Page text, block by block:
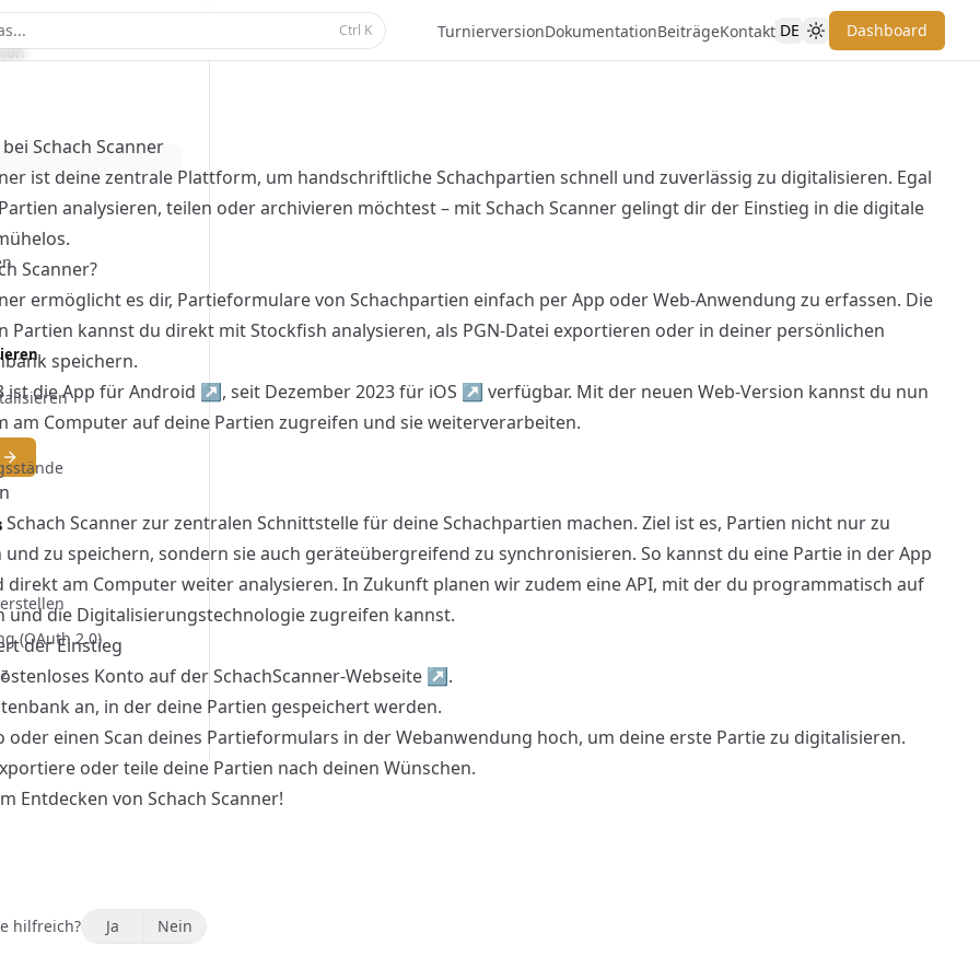
Ctrl K TurnierversionDokumentationBeiträgeKontakt DE Dashboard
(OAuth 2.0)
Schach Scanner
ist deine zentrale Plattform, um handschriftliche Schachpartien schnell und zuverlässig zu digitalisieren. Egal
analysieren, teilen oder archivieren möchtest – mit Schach Scanner gelingt dir der Einstieg in die digitale
Scanner?
ermöglicht es dir, Partieformulare von Schachpartien einfach per App oder Web-Anwendung zu erfassen. Die
Partien kannst du direkt mit Stockfish analysieren, als PGN-Datei exportieren oder in deiner persönlichen
speichern.
ist die App fürAndroid ↗, seit Dezember 2023 für iOS ↗ verfügbar. Mit der neuen Web-Version kannst du nun
am Computer auf deine Partien zugreifen und sie weiterverarbeiten.
Scanner zur zentralen Schnittstelle für deine Schachpartien machen. Ziel ist es, Partien nicht nur zu
zu speichern, sondern sie auch geräteübergreifend zu synchronisieren. So kannst du eine Partie in der App
direkt am Computer weiter analysieren. In Zukunft planen wir zudem eine API, mit der du programmatisch auf
und die Digitalisierungstechnologie zugreifen kannst.
der Einstieg
Konto auf derSchachScanner-Webseite ↗.
an, in der deine Partien gespeichert werden.
oder einen Scan deines Partieformulars in der Webanwendung hoch, um deine erste Partie zu digitalisieren.
oder teile deine Partien nach deinen Wünschen.
Entdecken von Schach Scanner!
hilfreich? Ja Nein